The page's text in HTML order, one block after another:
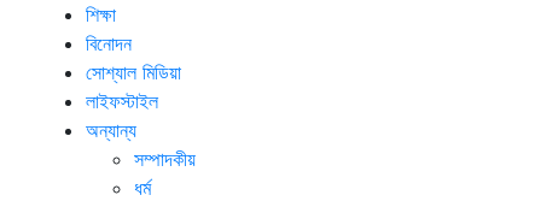
শিক্ষা
বিনোদন
সোশ্যাল মিডিয়া
লাইফস্টাইল
অন্যান্য
সম্পাদকীয়
ধর্ম